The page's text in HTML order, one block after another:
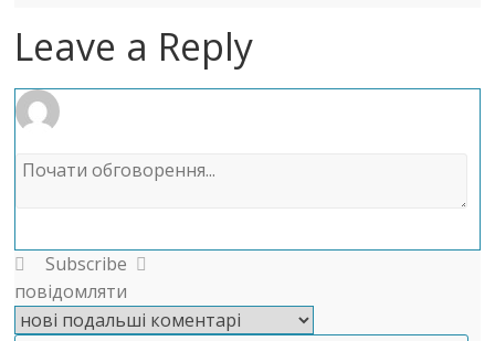
Leave a Reply
Subscribe
повідомляти